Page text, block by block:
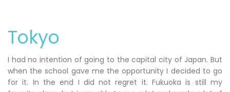
Tokyo
I had no intention of going to the capital city of Japan. But
when the school gave me the opportunity I decided to go
for it. In the end I did not regret it. Fukuoka is still my